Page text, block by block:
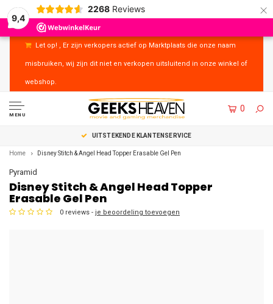
9,4
2268 Reviews ×
Let op! , Er zijn verkopers actief op Marktplaats die onze naam
misbruiken, wij zijn dit niet en verkopen uitsluitend in onze winkel of
webshop.
MENU
0
UITSTEKENDE KLANTENSERVICE
Home Disney Stitch & Angel Head Topper Erasable Gel Pen
Pyramid
Disney Stitch & Angel Head Topper
Erasable Gel Pen
0 reviews - je beoordeling toevoegen